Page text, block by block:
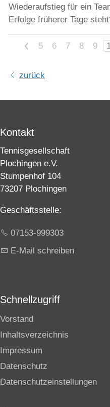
Wiederaufstieg für ein
Erfolge früherer Tage
< 5 6 7 8 9
zurück
Kontakt
Tennisgesellschaft
Plochingen e.V.
Stumpenhof 104
73207 Plochingen
Geschäftsstelle:
07153-999303
E-Mail schreiben
Schnellzugriff
Vorstand
Inhaltsverzeichnis
Impressum
Datenschutz
Datenschutzeinstellungen